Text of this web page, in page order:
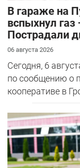
В гараже на
вспыхнул
Пострадали
06 августа 2026
Сегодня, 6
по сообщению о
кооперативе в